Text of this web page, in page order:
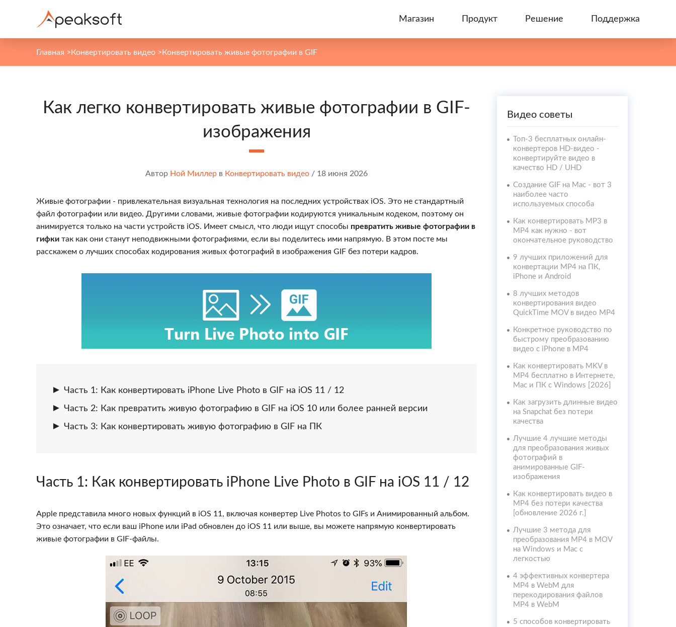
Магазин Продукт Решение Поддержка
Главная >Конвертировать видео >Конвертировать живые фотографии в GIF
Как легко конвертировать живые фотографии в GIF-
изображения
Автор Ной Миллер в Конвертировать видео / 18 июня 2026
Живые фотографии - привлекательная визуальная технология на последних устройствах iOS. Это не стандартный
файл фотографии или видео. Другими словами, живые фотографии кодируются уникальным кодеком, поэтому он
анимируется только на части устройств iOS. Имеет смысл, что люди ищут способы превратить живые фотографии в
гифки так как они станут неподвижными фотографиями, если вы поделитесь ими напрямую. В этом посте мы
расскажем о лучших способах кодирования живых фотографий в изображения GIF без потери кадров.
Часть 1: Как конвертировать iPhone Live Photo в GIF на iOS 11 / 12
Часть 2: Как превратить живую фотографию в GIF на iOS 10 или более ранней версии
Часть 3: Как конвертировать живую фотографию в GIF на ПК
Часть 1: Как конвертировать iPhone Live Photo в GIF на iOS 11 / 12
Apple представила много новых функций в iOS 11, включая конвертер Live Photos to GIFs и Анимированный альбом.
Это означает, что если ваш iPhone или iPad обновлен до iOS 11 или выше, вы можете напрямую конвертировать
живые фотографии в GIF-файлы.
Видео советы
Топ-3 бесплатных онлайн-
конвертеров HD-видео -
конвертируйте видео в
качество HD / UHD
Создание GIF на Mac - вот 3
наиболее часто
используемых способа
Как конвертировать MP3 в
MP4 как нужно - вот
окончательное руководство
9 лучших приложений для
конвертации MP4 на ПК,
iPhone и Android
8 лучших методов
конвертирования видео
QuickTime MOV в видео MP4
Конкретное руководство по
быстрому преобразованию
видео с iPhone в MP4
Как конвертировать MKV в
MP4 бесплатно в Интернете,
Mac и ПК с Windows [2026]
Как загрузить длинные видео
на Snapchat без потери
качества
Лучшие 4 лучшие методы
для преобразования живых
фотографий в
анимированные GIF-
изображения
Как конвертировать видео в
MP4 без потери качества
[обновление 2026 г.]
Лучшие 3 метода для
преобразования MP4 в MOV
на Windows и Mac с
легкостью
4 эффективных конвертера
MP4 в WebM для
перекодирования файлов
MP4 в WebM
5 способов конвертировать